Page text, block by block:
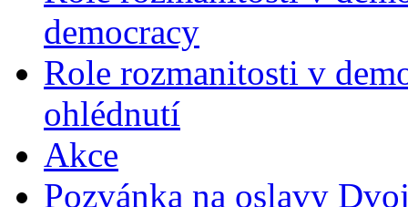
democracy
Role rozmanitosti v
ohlédnutí
Akce
Pozvánka na oslavy